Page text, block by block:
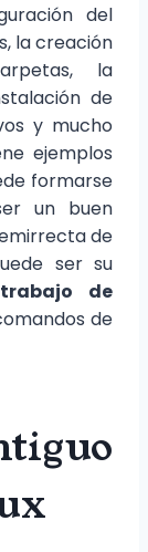
del
la creación
la
de
y mucho
ejemplos
formarse
un buen
de
ser su
de
de